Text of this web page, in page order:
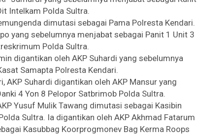
Intelkam Polda Sultra.
dimutasi sebagai Pama Polresta Kendari.
yang sebelumnya menjabat sebagai Panit 1 Unit 3
Polda Sultra.
digantikan oleh AKP Suhardi yang sebelumnya
Samapta Polresta Kendari.
AKP Suhardi digantikan oleh AKP Mansur yang
4 Yon 8 Pelopor Satbrimob Polda Sultra.
Yusuf Mulik Tawang dimutasi sebagai Kasibin
Sultra. Ia digantikan oleh AKP Akhmad Fatarum
Kasubbag Koorprogmonev Bag Kerma Roops